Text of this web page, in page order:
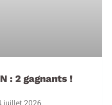
: 2 gagnants !